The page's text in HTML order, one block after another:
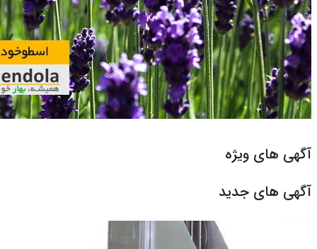
آگهی های ویژه
آگهی های جدید